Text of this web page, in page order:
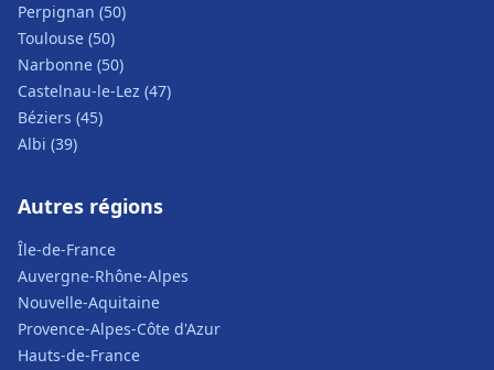
Perpignan (50)
Toulouse (50)
Narbonne (50)
Castelnau-le-Lez (47)
Béziers (45)
Albi (39)
Autres régions
Île-de-France
Auvergne-Rhône-Alpes
Nouvelle-Aquitaine
Provence-Alpes-Côte d'Azur
Hauts-de-France